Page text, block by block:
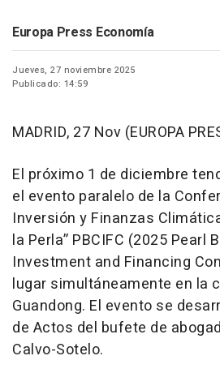
Europa Press Economía
Jueves, 27 noviembre 2025
Publicado: 14:59
MADRID, 27 Nov (EUROPA
El próximo 1 de diciembre
el evento paralelo de la
Inversión y Finanzas
la Perla” PBCIFC (2025 Pearl
Investment and Financing
lugar simultáneamente en la
Guandong. El evento se
de Actos del bufete de
Calvo-Sotelo.